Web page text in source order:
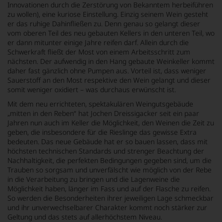
Innovationen durch die Zerstörung von Bekanntem herbeiführen
zu wollen), eine kuriose Einstellung. Einzig seinem Wein gesteht
er das ruhige Dahinfließen zu. Denn genau so gelangt dieser
vom oberen Teil des neu gebauten Kellers in den unteren Teil, wo
er dann mitunter einige Jahre reifen darf. Allein durch die
Schwerkraft fließt der Most von einem Arbeitsschritt zum
nächsten. Der aufwendig in den Hang gebaute Weinkeller kommt
daher fast gänzlich ohne Pumpen aus. Vorteil ist, dass weniger
Sauerstoff an den Most respektive den Wein gelangt und dieser
somit weniger oxidiert – was durchaus erwünscht ist.
Mit dem neu errichteten, spektakulären Weingutsgebäude
„mitten in den Reben“ hat Jochen Dreissigacker seit ein paar
Jahren nun auch im Keller die Möglichkeit, den Weinen die Zeit zu
geben, die insbesondere für die Rieslinge das gewisse Extra
bedeuten. Das neue Gebäude hat er so bauen lassen, dass mit
höchsten technischen Standards und strenger Beachtung der
Nachhaltigkeit, die perfekten Bedingungen gegeben sind, um die
Trauben so sorgsam und unverfälscht wie möglich von der Rebe
in die Verarbeitung zu bringen und die Lagenweine die
Möglichkeit haben, länger im Fass und auf der Flasche zu reifen.
So werden die Besonderheiten ihrer jeweiligen Lage schmeckbar
und ihr unverwechselbarer Charakter kommt noch stärker zur
Geltung und das stets auf allerhöchstem Niveau.